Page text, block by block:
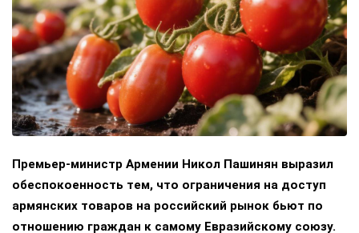
Премьер-министр Армении Никол Пашинян выразил
обеспокоенность тем, что ограничения на доступ
армянских товаров на российский рынок бьют по
отношению граждан к самому Евразийскому союзу.